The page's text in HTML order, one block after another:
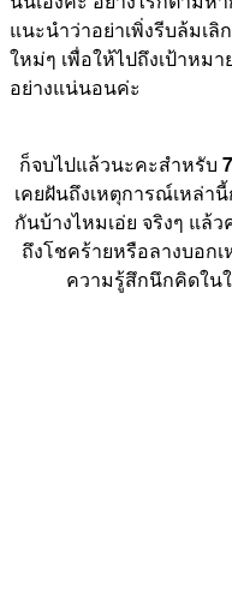
แนะนำว่าอย่าเพิ่งรีบล้มเ
ใหม่ๆ เพื่อให้ไปถึงเป้าหมา
อย่างแน่นอนค่ะ
ก็จบไปแล้วนะคะสำหรับ
เคยฝันถึงเหตุการณ์เหล่า
กันบ้างไหมเอ่ย จริงๆ แล้
ถึงโชคร้ายหรือลางบอก
ความรู้สึกนึกคิดใน